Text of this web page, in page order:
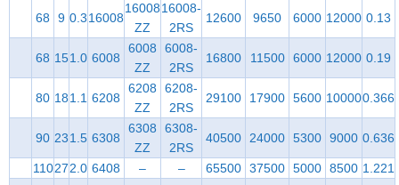
68 9 0.316008
16008
ZZ
16008-
2RS
12600 9650 6000 12000 0.13
68 151.0 6008
6008
ZZ
6008-
2RS
16800 11500 6000 12000 0.19
80 181.1 6208
6208
ZZ
6208-
2RS
29100 17900 5600 100000.366
90 231.5 6308
6308
ZZ
6308-
2RS
40500 24000 5300 9000 0.636
110272.0 6408 – – 65500 37500 5000 8500 1.221